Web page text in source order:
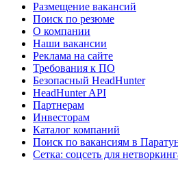
Размещение вакансий
Поиск по резюме
О компании
Наши вакансии
Реклама на сайте
Требования к ПО
Безопасный HeadHunter
HeadHunter API
Партнерам
Инвесторам
Каталог компаний
Поиск по вакансиям в
Сетка: соцсеть для